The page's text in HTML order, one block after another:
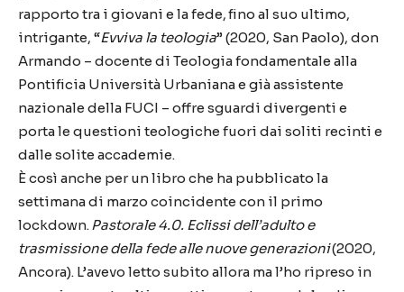
rapporto tra i giovani e la fede, fino al suo ultimo,
intrigante, “Evviva la teologia” (2020, San Paolo), don
Armando – docente di Teologia fondamentale alla
Pontificia Università Urbaniana e già assistente
nazionale della FUCI – offre sguardi divergenti e
porta le questioni teologiche fuori dai soliti recinti e
dalle solite accademie.
È così anche per un libro che ha pubblicato la
settimana di marzo coincidente con il primo
lockdown.Pastorale 4.0. Eclissi dell’adulto e
trasmissione della fede alle nuove generazioni(2020,
Ancora). L’avevo letto subito allora ma l’ho ripreso in